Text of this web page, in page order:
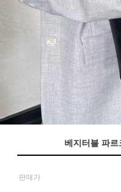
베지터블 파
판매가